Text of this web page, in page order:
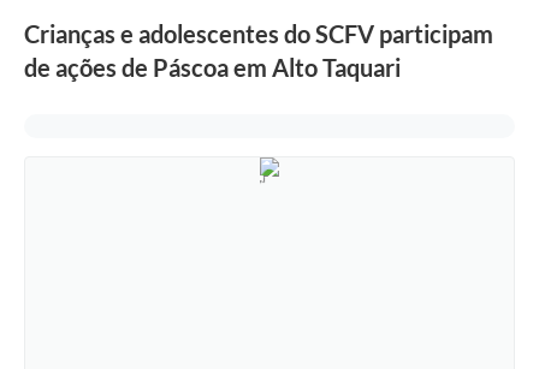
Crianças e adolescentes do SCFV participam
de ações de Páscoa em Alto Taquari